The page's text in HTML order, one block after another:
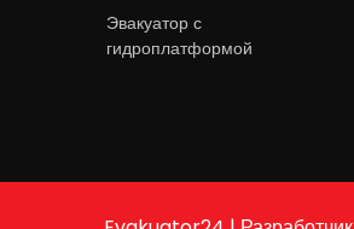
Эвакуатор с
гидроплатформой